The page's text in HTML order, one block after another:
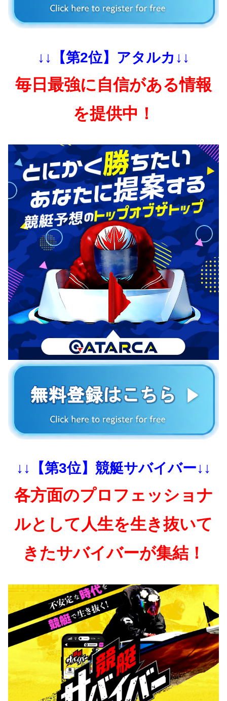
↓↓【第2位】アタルカ↓↓
毎日最強に自信がある情報
を提供中！
↓↓【第3位】競艇サバイバー↓↓
各方面のプロフェッショナ
ルとして人生を生き抜いて
きたサバイバーが集結！